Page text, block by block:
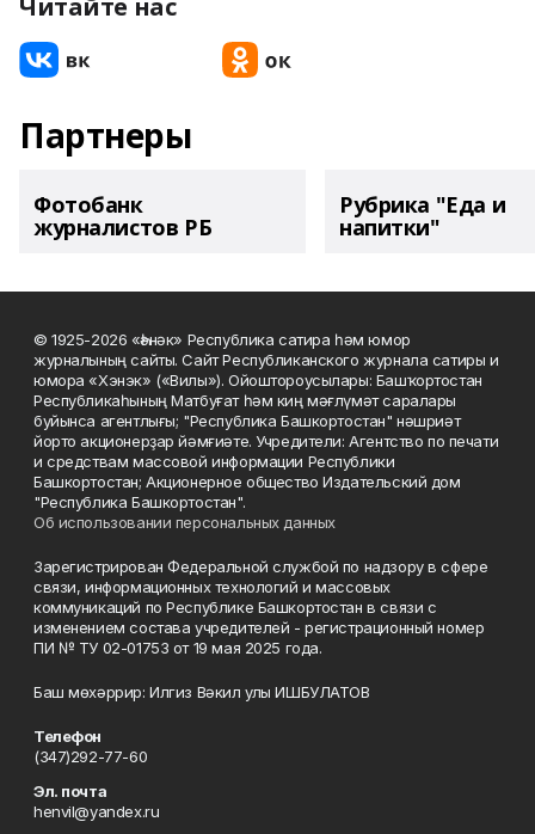
Читайте нас
Партнеры
Фотобанк
журналистов РБ
Рубрика "Еда и
напитки"
© 1925-2026 «Һәнәк» Республика сатира һәм юмор
журналының сайты. Сайт Республиканского журнала сатиры и
юмора «Хэнэк» («Вилы»). Ойоштороусылары: Башҡортостан
Республикаһының Матбуғат һәм киң мәғлүмәт саралары
буйынса агентлығы; "Республика Башкортостан" нәшриәт
йорто акционерҙар йәмғиәте. Учредители: Агентство по печати
и средствам массовой информации Республики
Башкортостан; Акционерное общество Издательский дом
"Республика Башкортостан".
Об использовании персональных данных
Зарегистрирован Федеральной службой по надзору в сфере
связи, информационных технологий и массовых
коммуникаций по Республике Башкортостан в связи с
изменением состава учредителей - регистрационный номер
ПИ № ТУ 02-01753 от 19 мая 2025 года.
Баш мөхәррир: Илгиз Вәкил улы ИШБУЛАТОВ
Телефон
(347)292-77-60
Эл. почта
henvil@yandex.ru